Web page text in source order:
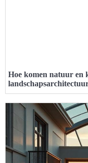
Hoe komen natuur en